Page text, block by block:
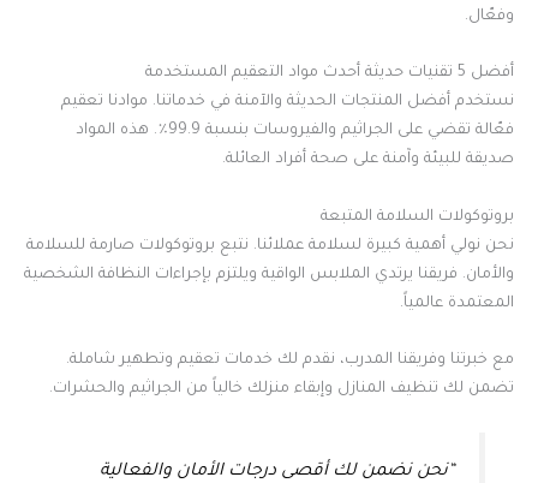
وفعّال.
أفضل 5 تقنيات حديثة أحدث مواد التعقيم المستخدمة
نستخدم أفضل المنتجات الحديثة والآمنة في خدماتنا. موادنا تعقيم
فعّالة تقضي على الجراثيم والفيروسات بنسبة 99.9٪. هذه المواد
صديقة للبيئة وآمنة على صحة أفراد العائلة.
بروتوكولات السلامة المتبعة
نحن نولي أهمية كبيرة لسلامة عملائنا. نتبع بروتوكولات صارمة للسلامة
والأمان. فريقنا يرتدي الملابس الواقية ويلتزم بإجراءات النظافة الشخصية
المعتمدة عالمياً.
مع خبرتنا وفريقنا المدرب، نقدم لك خدمات تعقيم وتطهير شاملة.
تضمن لك تنظيف المنازل وإبقاء منزلك خالياً من الجراثيم والحشرات.
“نحن نضمن لك أقصى درجات الأمان والفعالية